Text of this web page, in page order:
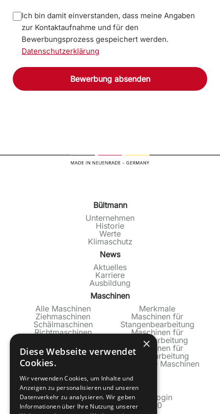
Ich bin damit einverstanden, dass meine Angaben
zur Kontaktaufnahme und für den
Bewerbungsprozess gespeichert werden.
Datenschutzerklärung
Bewerbung absenden
Bültmann
Unternehmen
Historie
Werte
Klimaschutz
News
Aktuelles
Karriere
Ausbildung
Maschinen
Alle Maschinen
Ziehmaschinen
Schälmaschinen
Richtmaschinen
Merkmale
Maschinen für
Stangenbearbeitung
Maschinen für
Rohrbearbeitung
Maschinen für
Profilbearbeitung
Gebrauchte Maschinen
Service
Technischer Service
Dokumentation Industrie 4.0 login
Dokumentation Industrie 4.0
×
Diese Webseite verwendet
Cookies.
Wir verwenden Cookies, um Inhalte und
Anzeigen zu personalisieren und unseren
Datenverkehr zu analysieren. Wir geben
Informationen über Ihre Nutzung unserer